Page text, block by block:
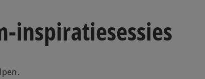
inspiratiesessies